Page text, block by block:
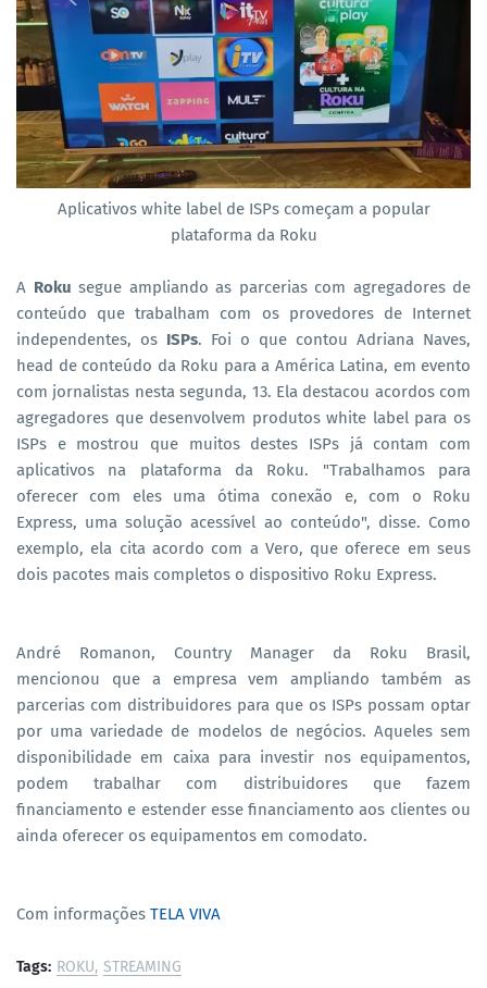
Aplicativos white label de ISPs começam a popular
plataforma da Roku
A Roku segue ampliando as parcerias com agregadores de
conteúdo que trabalham com os provedores de Internet
independentes, os ISPs. Foi o que contou Adriana Naves,
head de conteúdo da Roku para a América Latina, em evento
com jornalistas nesta segunda, 13. Ela destacou acordos com
agregadores que desenvolvem produtos white label para os
ISPs e mostrou que muitos destes ISPs já contam com
aplicativos na plataforma da Roku. "Trabalhamos para
oferecer com eles uma ótima conexão e, com o Roku
Express, uma solução acessível ao conteúdo", disse. Como
exemplo, ela cita acordo com a Vero, que oferece em seus
dois pacotes mais completos o dispositivo Roku Express.
André Romanon, Country Manager da Roku Brasil,
mencionou que a empresa vem ampliando também as
parcerias com distribuidores para que os ISPs possam optar
por uma variedade de modelos de negócios. Aqueles sem
disponibilidade em caixa para investir nos equipamentos,
podem trabalhar com distribuidores que fazem
financiamento e estender esse financiamento aos clientes ou
ainda oferecer os equipamentos em comodato.
Com informações TELA VIVA
Tags: ROKU STREAMING